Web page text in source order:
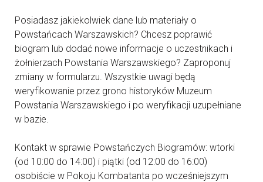
Posiadasz jakiekolwiek dane lub materiały o
Powstańcach Warszawskich? Chcesz poprawić
biogram lub dodać nowe informacje o uczestnikach i
żołnierzach Powstania Warszawskiego? Zaproponuj
zmiany w formularzu. Wszystkie uwagi będą
weryfikowanie przez grono historyków Muzeum
Powstania Warszawskiego i po weryfikacji uzupełniane
w bazie.
Kontakt w sprawie Powstańczych Biogramów: wtorki
(od 10:00 do 14:00) i piątki (od 12:00 do 16:00)
osobiście w Pokoju Kombatanta po wcześniejszym